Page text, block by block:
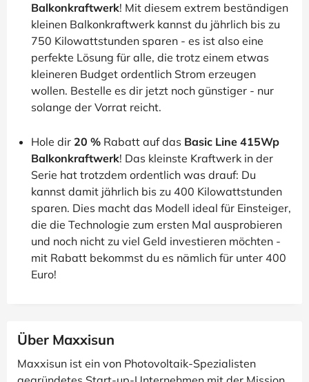
Balkonkraftwerk! Mit diesem extrem beständigen
kleinen Balkonkraftwerk kannst du jährlich bis zu
750 Kilowattstunden sparen - es ist also eine
perfekte Lösung für alle, die trotz einem etwas
kleineren Budget ordentlich Strom erzeugen
wollen. Bestelle es dir jetzt noch günstiger - nur
solange der Vorrat reicht.
Hole dir 20 % Rabatt auf das Basic Line 415Wp
Balkonkraftwerk! Das kleinste Kraftwerk in der
Serie hat trotzdem ordentlich was drauf: Du
kannst damit jährlich bis zu 400 Kilowattstunden
sparen. Dies macht das Modell ideal für Einsteiger,
die die Technologie zum ersten Mal ausprobieren
und noch nicht zu viel Geld investieren möchten -
mit Rabatt bekommst du es nämlich für unter 400
Euro!
Über Maxxisun
Maxxisun ist ein von Photovoltaik-Spezialisten